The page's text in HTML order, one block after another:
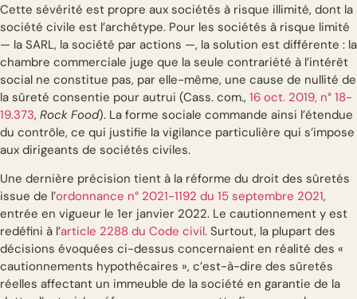
Cette sévérité est propre aux sociétés à risque illimité, dont la
société civile est l’archétype. Pour les sociétés à risque limité
— la SARL, la société par actions —, la solution est différente : la
chambre commerciale juge que la seule contrariété à l’intérêt
social ne constitue pas, par elle-même, une cause de nullité de
la sûreté consentie pour autrui (Cass. com., 16 oct. 2019, n° 18-
19.373, Rock Food). La forme sociale commande ainsi l’étendue
du contrôle, ce qui justifie la vigilance particulière qui s’impose
aux dirigeants de sociétés civiles.
Une dernière précision tient à la réforme du droit des sûretés
issue de l’ordonnance n° 2021-1192 du 15 septembre 2021,
entrée en vigueur le 1er janvier 2022. Le cautionnement y est
redéfini à l’article 2288 du Code civil. Surtout, la plupart des
décisions évoquées ci-dessus concernaient en réalité des «
cautionnements hypothécaires », c’est-à-dire des sûretés
réelles affectant un immeuble de la société en garantie de la